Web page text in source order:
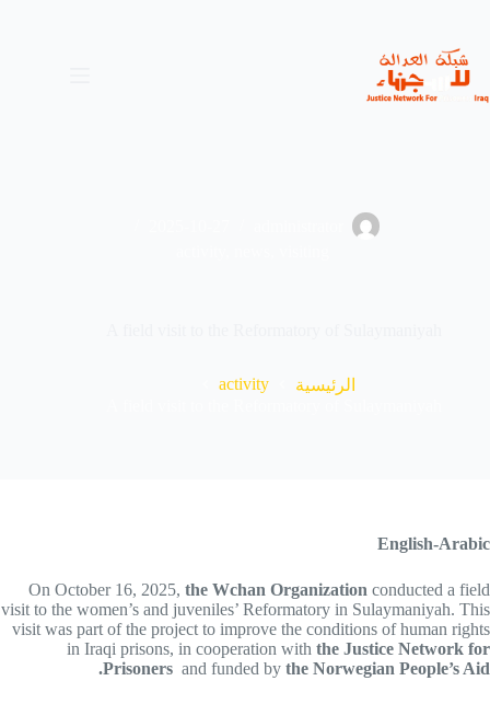
المحتوى
الرئيسية
activity
English-Arabic
On October 16, 2025, the Wchan Organization conducted a field
visit to the women’s and juveniles’ Reformatory in Sulaymaniyah. This
visit was part of the project to improve the conditions of human rights
in Iraqi prisons, in cooperation with the Justice Network for
Prisoners and funded by the Norwegian People’s Aid.